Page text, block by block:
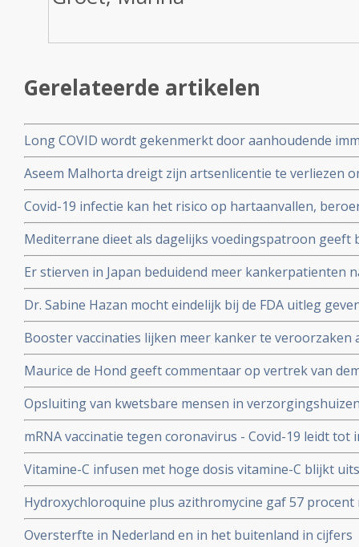
Gerelateerde artikelen
Long COVID wordt gekenmerkt door aanhoudende
cytotoxische CD8+ T-cellen op het SARS-CoV-2 virus
immuunreacties op de herpesvirussen Epstein-Barr-
patienten met aanhoudende Long Covid
Aseem Malhorta dreigt zijn artsenlicentie te verliezen
Covid mRNA vaccins ter discussie stelde in een
jarige leeftijd plotseling overleedt aan een hartaanval
Covid-19 infectie kan het risico op hartaanvallen,
gedurende drie jaar na een infectie verhogen
Mediterrane dieet als dagelijks voedingspatroon geeft
coronavirus - Covid-19 blijkt uit meta analyse van 6
Er stierven in Japan beduidend meer kankerpatienten
vaccinatie in vergelijking met andere jaren
Dr. Sabine Hazan mocht eindelijk bij de FDA uitleg
complementaire middelen en de samenstelling van de
Booster vaccinaties lijken meer kanker te veroorzaken
en waarschuwt voor gebruik van mRNA vaccins als
Maurice de Hond geeft commentaar op vertrek van
Kuipers en verhoor van Fauci in Amerika en weerlegt
genadeloze analyse
Opsluiting van kwetsbare mensen in
de slechtst mogelijke resultaten
mRNA vaccinatie tegen coronavirus - Covid-19 leidt
natuurlijke infectie met Sars-Cov-2 leidt tot langdurige
Vitamine-C infusen met hoge dosis vitamine-C blijkt
besmet met het corona virus (COVID-19) en al met
Studie.
Hydroxychloroquine plus azithromycine gaf 57
coronavirus besmetting bij patienten opgenomen in
Belgische studie
Oversterfte in Nederland en in het buitenland in cijfers